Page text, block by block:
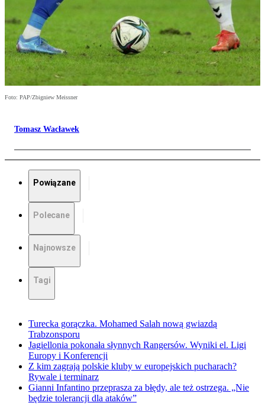
Foto: PAP/Zbigniew Meissner
Tomasz Wacławek
Powiązane
Polecane
Najnowsze
Tagi
Turecka gorączka. Mohamed Salah nową gwiazdą
Trabzonsporu
Jagiellonia pokonała słynnych Rangersów. Wyniki el. Ligi
Europy i Konferencji
Z kim zagrają polskie kluby w europejskich pucharach?
Rywale i terminarz
Gianni Infantino przeprasza za błędy, ale też ostrzega. „Nie
będzie tolerancji dla ataków”